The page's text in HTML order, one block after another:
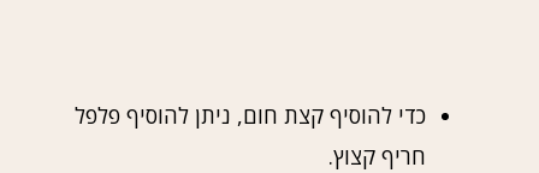
כדי להוסיף קצת חום, ניתן להוסיף פלפל
חריף קצוץ.